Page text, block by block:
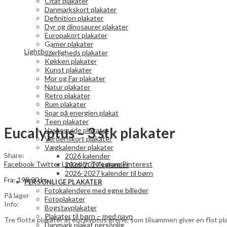
Danmarkskort plakater
Definition plakater
Dyr og dinosaurer plakater
Europakort plakater
Gamer plakater
Kærligheds plakater
Køkken plakater
Kunst plakater
Mor og Far plakater
Natur plakater
Retro plakater
Rum plakater
Spar på energien plakat
Teen plakater
Vaskeguide plakater
Verdenskort plakater
Vægkalender plakater
2026 kalender
2026-2027 kalender
2026-2027 kalender til børn
PERSONLIGE PLAKATER
Fotokalendere med egne billeder
Fotoplakater
Bogstavplakater
Plakater til børn – med navn
Danmark plakat personlig
Lightbox
Eucalyptus – 3 stk plakater
Share:
Facebook TwitterLinkedInTelegramPinterest
Fra:198,00kr.
På lager
Info:
Tre flotte plakater af eucalyptus grene, som tilsammen giver en flot